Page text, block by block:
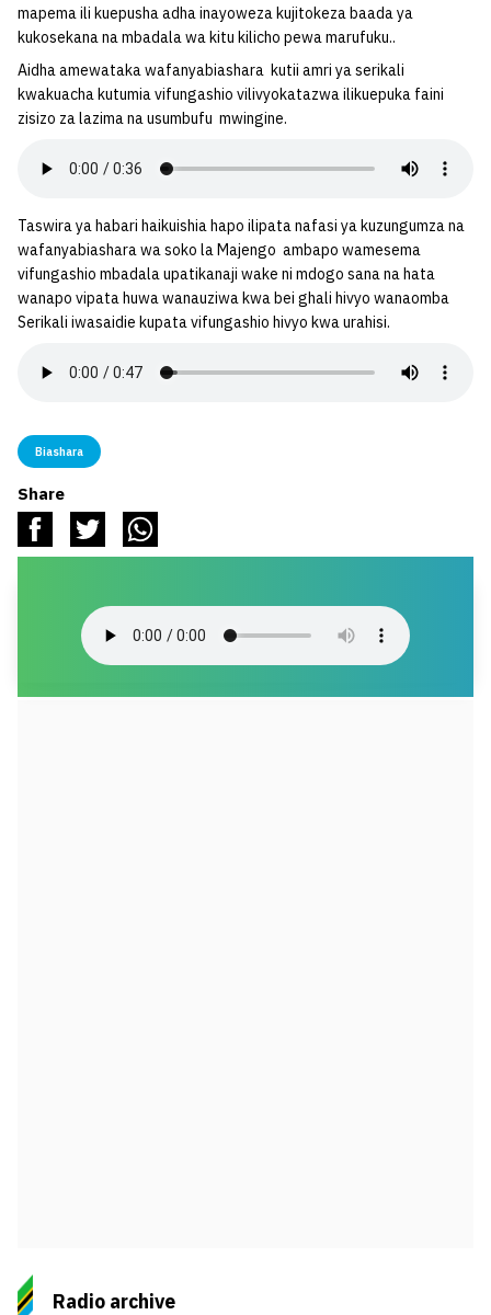
mapema ili kuepusha adha inayoweza kujitokeza baada ya
kukosekana na mbadala wa kitu kilicho pewa marufuku..
Aidha amewataka wafanyabiashara kutii amri ya serikali
kwakuacha kutumia vifungashio vilivyokatazwa ilikuepuka faini
zisizo za lazima na usumbufu mwingine.
Taswira ya habari haikuishia hapo ilipata nafasi ya kuzungumza na
wafanyabiashara wa soko la Majengo ambapo wamesema
vifungashio mbadala upatikanaji wake ni mdogo sana na hata
wanapo vipata huwa wanauziwa kwa bei ghali hivyo wanaomba
Serikali iwasaidie kupata vifungashio hivyo kwa urahisi.
Biashara
Share
Radio archive